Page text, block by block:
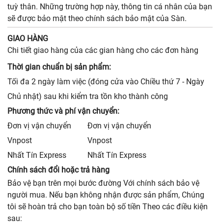
tuỳ thân. Những trường hợp này, thông tin cá nhân của bạn
sẽ được bảo mật theo chính sách bảo mật của Sàn.
GIAO HÀNG
Chi tiết giao hàng của các gian hàng cho các đơn hàng
Thời gian chuẩn bị sản phẩm:
Tối đa 2 ngày làm việc (đóng cửa vào Chiều thứ 7 - Ngày
Chủ nhật) sau khi kiểm tra tồn kho thành công
Phương thức và phí vận chuyển:
Đơn vị vận chuyển
Vnpost
Nhất Tín Express
Đơn vị vận chuyển
Vnpost
Nhất Tín Express
Chính sách đổi hoặc trả hàng
Bảo vệ bạn trên mọi bước đường Với chính sách bảo vệ
người mua. Nếu bạn không nhận được sản phẩm, Chúng
tôi sẽ hoàn trả cho bạn toàn bộ số tiền Theo các điều kiện
sau: